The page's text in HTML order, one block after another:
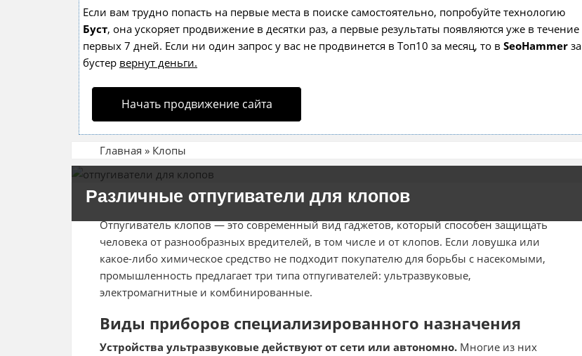
Если вам трудно попасть на первые места в поиске самостоятельно, попробуйте технологию
Буст, она ускоряет продвижение в десятки раз, а первые результаты появляются уже в течение
первых 7 дней. Если ни один запрос у вас не продвинется в Топ10 за месяц, то в SeoHammer за
бустер вернут деньги.
Начать продвижение сайта
Главная » Клопы
Различные отпугиватели для клопов
Отпугиватель клопов — это современный вид гаджетов, который способен защищать
человека от разнообразных вредителей, в том числе и от клопов. Если ловушка или
какое-либо химическое средство не подходит покупателю для борьбы с насекомыми,
промышленность предлагает три типа отпугивателей: ультразвуковые,
электромагнитные и комбинированные.
Виды приборов специализированного назначения
Устройства ультразвуковые действуют от сети или автономно. Многие из них